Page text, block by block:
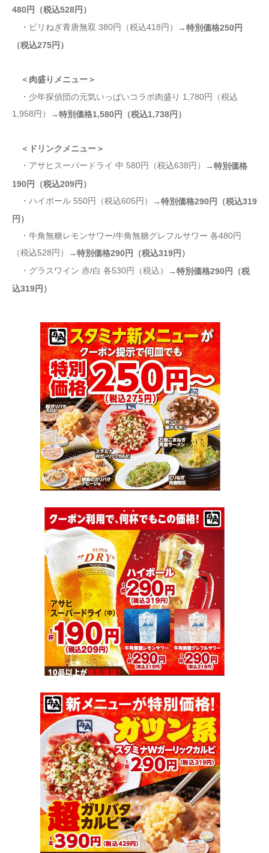
480円（税込528円）
・ビリねぎ青唐無双 380円（税込418円）
→特別価格250円
（税込275円）
＜肉盛りメニュー＞
・少年探偵団の元気いっぱいコラボ肉盛り 1,780円（税込
1,958円）
→特別価格1,580円（税込1,738円）
＜ドリンクメニュー＞
・アサヒスーパードライ 中 580円（税込638円）
→特別価格
190円（税込209円）
・ハイボール 550円（税込605円）
→特別価格290円（税込319
円）
・牛角無糖レモンサワー/牛角無糖グレフルサワー 各480円
（税込528円）
→特別価格290円（税込319円）
・グラスワイン 赤/白 各530円（税込）
→特別価格290円（税
込319円）